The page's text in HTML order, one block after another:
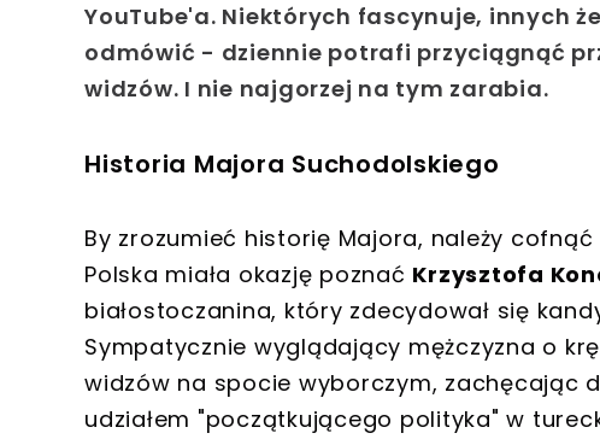
YouTube'a. Niektórych fascynuje, innych
odmówić - dziennie potrafi przyciągnąć
widzów. I nie najgorzej na tym zarabia.
Historia Majora Suchodolskiego
By zrozumieć historię Majora, należy
Polska miała okazję poznać Krzysztofa
białostoczanina, który zdecydował się
Sympatycznie wyglądający mężczyzna o
widzów na spocie wyborczym, zachęcając
udziałem "początkującego polityka" w